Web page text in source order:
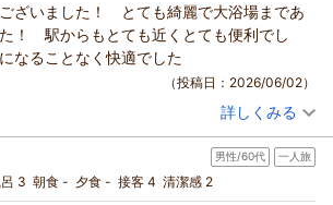
ームでのライブの際に当ホテルをご利用い
存じます。
雑によりお待たせする場面もあったかと
フの対応についてお褒めのお言葉をいただ
利用の際は、是非ご利用くださいませ。
ーム前
ざいました！ とても綺麗で大浴場まであ
！ 駅からもとても近くとても便利でし
なることなく快適でした
（投稿日：2026/06/02）
(男性/20代)
プラン】［食事なし］ 2泊以上で最大15％OFF／清
＆大浴場あり＞
ツイン 食事なし
詳しくみる
男性/60代 一人旅
3 朝食 - 夕食 - 接客 4 清潔感 2